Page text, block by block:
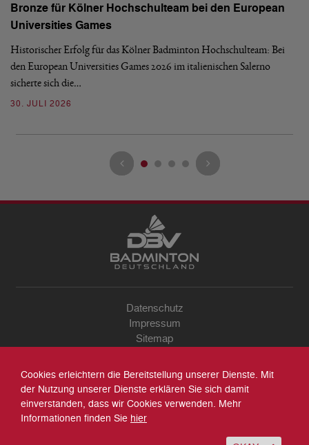
Bronze für Kölner Hochschulteam bei den European
Universities Games
Historischer Erfolg für das Kölner Badminton Hochschulteam: Bei
den European Universities Games 2026 im italienischen Salerno
sicherte sich die…
30. JULI 2026
Datenschutz
Impressum
Sitemap
Archiv
Suche
Cookies erleichtern die Bereitstellung unserer Dienste. Mit
der Nutzung unserer Dienste erklären Sie sich damit
einverstanden, dass wir Cookies verwenden. Mehr
Informationen finden Sie hier